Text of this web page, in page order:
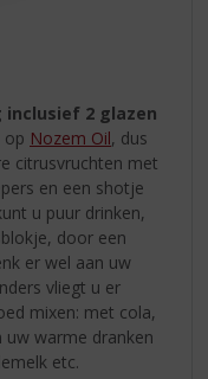
inclusief 2 glazen
op Nozem Oil, dus
citrusvruchten met
en een shotje
u puur drinken,
door een
er wel aan uw
vliegt u er
mixen: met cola,
uw warme dranken
etc.